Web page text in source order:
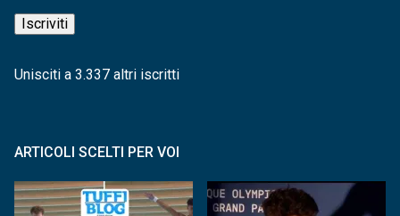
mail
Iscriviti
Unisciti a 3.337 altri iscritti
ARTICOLI SCELTI PER VOI